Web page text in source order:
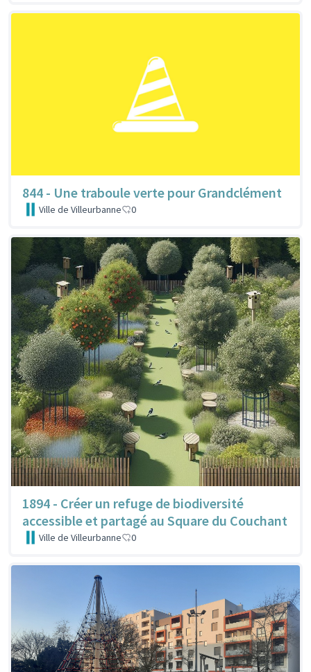
844 - Une traboule verte pour Grandclément
Ville de Villeurbanne 0
1894 - Créer un refuge de biodiversité
accessible et partagé au Square du Couchant
Ville de Villeurbanne 0